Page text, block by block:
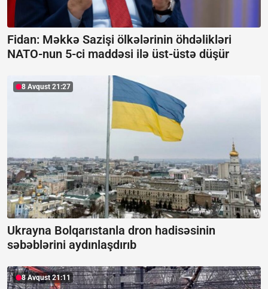
Fidan: Məkkə Sazişi ölkələrinin öhdəlikləri
NATO-nun 5-ci maddəsi ilə üst-üstə düşür
8 Avqust 21:27
Ukrayna Bolqarıstanla dron hadisəsinin
səbəblərini aydınlaşdırıb
8 Avqust 21:11